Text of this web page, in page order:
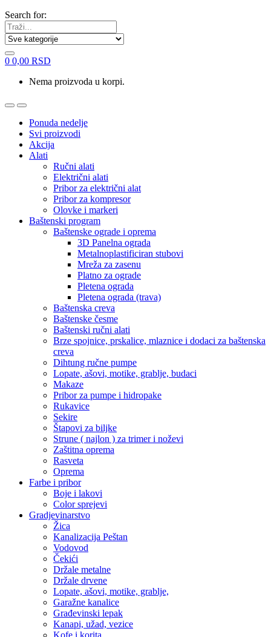
Search for:
0 0,00 RSD
Nema proizvoda u korpi.
Ponuda nedelje
Svi proizvodi
Akcija
Alati
Ručni alati
Električni alati
Pribor za električni alat
Pribor za kompresor
Olovke i markeri
Baštenski program
Baštenske ograde i oprema
3D Panelna ograda
Metalnoplastificiran stubovi
Mreža za zasenu
Platno za ograde
Pletena ograda
Pletena ograda (trava)
Baštenska creva
Baštenske česme
Baštenski ručni alati
Brze spojnice, prskalice, mlaznice i dodaci za baštenska
creva
Dihtung ručne pumpe
Lopate, ašovi, motike, grablje, budaci
Makaze
Pribor za pumpe i hidropake
Rukavice
Sekire
Štapovi za biljke
Strune ( najlon ) za trimer i noževi
Zaštitna oprema
Rasveta
Oprema
Farbe i pribor
Boje i lakovi
Color sprejevi
Gradjevinarstvo
Žica
Kanalizacija Peštan
Vodovod
Čekići
Držale metalne
Držale drvene
Lopate, ašovi, motike, grablje,
Garažne kanalice
Građevinski lepak
Kanapi, užad, vezice
Kofe i korita